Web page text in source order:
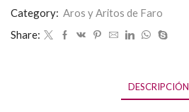
Category: Aros y Aritos de Faro
Share:
DESCRIPCIÓN